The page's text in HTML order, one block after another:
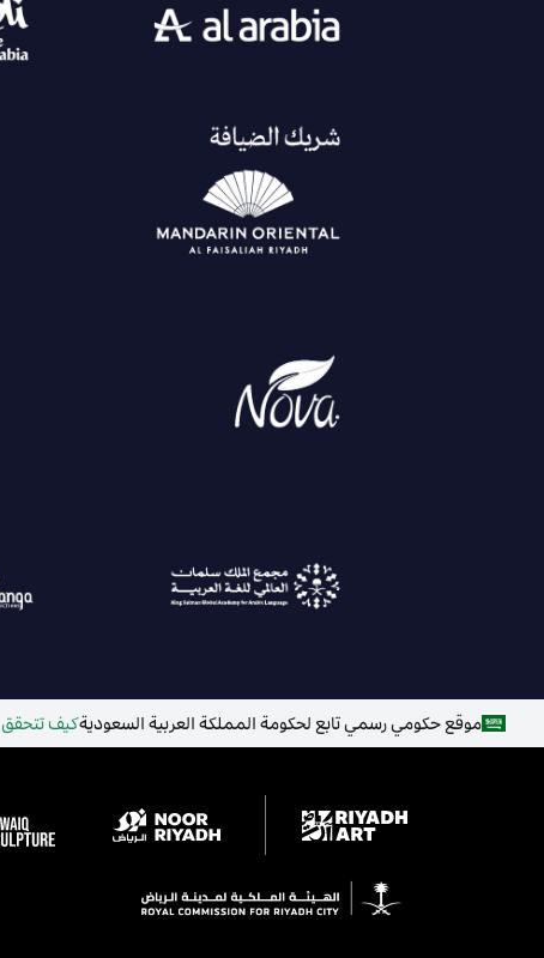
موقع حكومي رسمي تابع لحكومة المملكة العربية السعوديةكيف تتحقق